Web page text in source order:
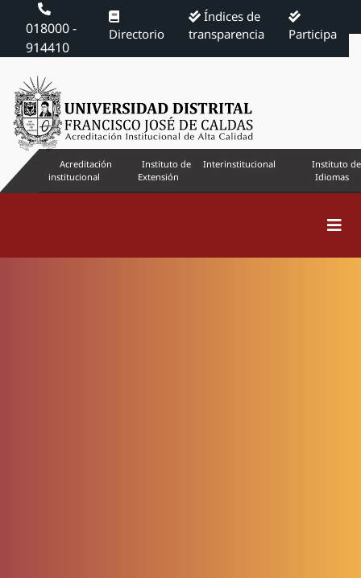
018000 -
914410
Directorio
Índices de
transparencia
Participa
Acreditación
institucional
Instituto de
Extensión
Interinstitucional
Instituto de
Idiomas